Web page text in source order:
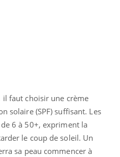
il faut choisir une crème
solaire (SPF) suffisant. Les
6 à 50+, expriment la
le coup de soleil. Un
sa peau commencer à